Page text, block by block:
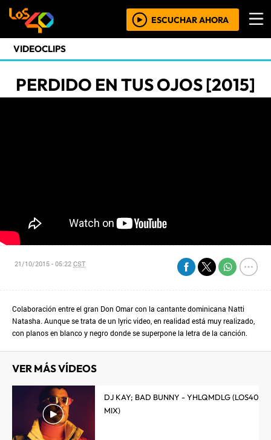
ESCUCHAR AHORA
VIDEOCLIPS
PERDIDO EN TUS OJOS [2015]
21/10/2015 - 05:22CST
Colaboración entre el gran Don Omar con la cantante dominicana Natti
Natasha. Aunque se trata de un lyric video, en realidad está muy realizado,
con planos en blanco y negro donde se superpone la letra de la canción.
VER MÁS VÍDEOS
DJ KAY; BAD BUNNY - YHLQMDLG (LOS40
MIX)